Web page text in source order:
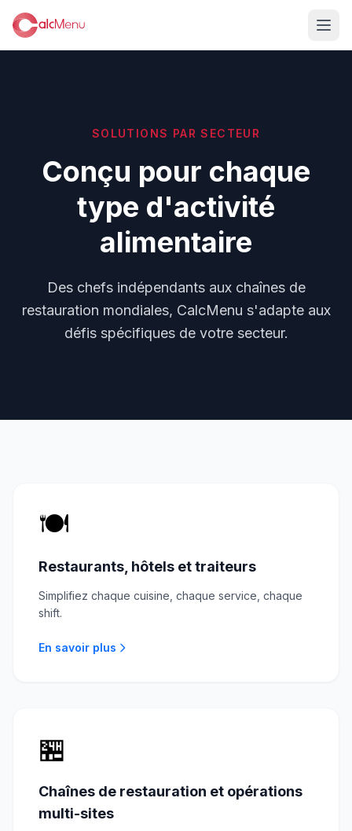
SOLUTIONS PAR SECTEUR
Conçu pour chaque
type d'activité
alimentaire
Des chefs indépendants aux chaînes de
restauration mondiales, CalcMenu s'adapte aux
défis spécifiques de votre secteur.
🍽️
Restaurants, hôtels et traiteurs
Simplifiez chaque cuisine, chaque service, chaque
shift.
En savoir plus
🏪
Chaînes de restauration et opérations
multi-sites